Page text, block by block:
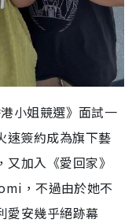
小姐競選》面試一
速簽約成為旗下藝
加入《愛回家》
，不過由於她不
愛安幾乎絕跡幕